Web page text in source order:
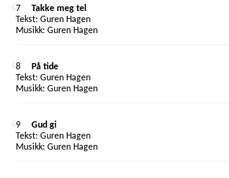
7
Takke meg tel
Guren Hagen
Guren Hagen
8
På tide
Guren Hagen
Guren Hagen
9
Gud gi
Guren Hagen
Guren Hagen